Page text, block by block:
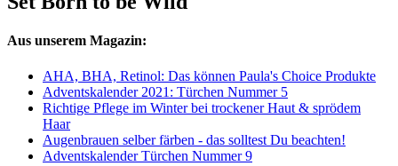
Aus unserem Magazin:
AHA, BHA, Retinol: Das können Paula's Choice Produkte
Adventskalender 2021: Türchen Nummer 5
Richtige Pflege im Winter bei trockener Haut & sprödem
Haar
Augenbrauen selber färben - das solltest Du beachten!
Adventskalender Türchen Nummer 9